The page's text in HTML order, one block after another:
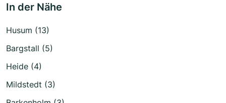
In der Nähe
Husum (13)
Bargstall (5)
Heide (4)
Mildstedt (3)